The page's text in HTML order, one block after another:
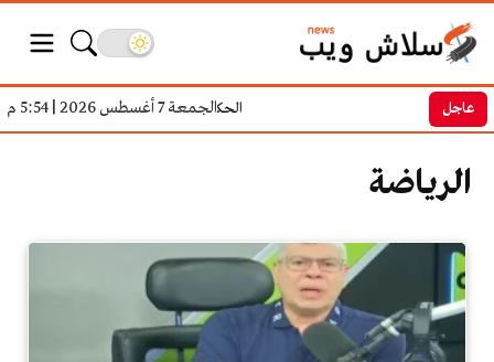
عاجل الحكومة تبدأ تطبيق معايير جديدة
الجمعة 7 أغسطس 2026 | 5:54 م
الرياضة